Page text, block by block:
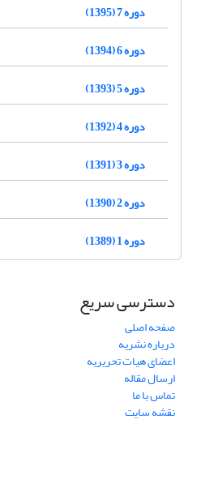
دوره 7 (1395)
دوره 6 (1394)
دوره 5 (1393)
دوره 4 (1392)
دوره 3 (1391)
دوره 2 (1390)
دوره 1 (1389)
دسترسی سریع
صفحه اصلی
درباره نشریه
اعضای هیات تحریریه
ارسال مقاله
تماس با ما
نقشه سایت